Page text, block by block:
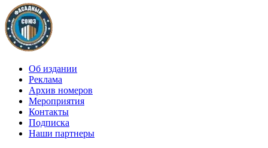
Об издании
Реклама
Архив номеров
Мероприятия
Контакты
Подписка
Наши партнеры